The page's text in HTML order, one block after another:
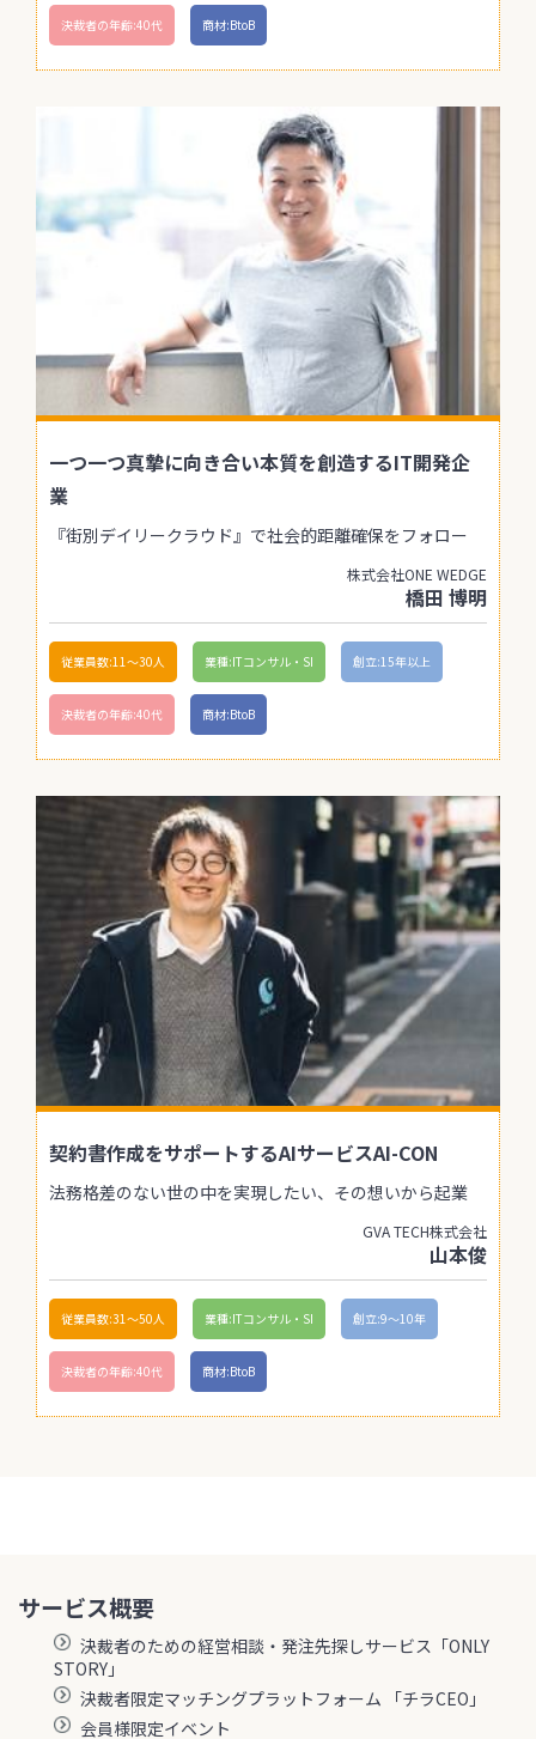
決裁者の年齢:40代 商材:BtoB
一つ一つ真摯に向き合い本質を創造するIT開発企
業
『街別デイリークラウド』で社会的距離確保をフォロー
株式会社ONE WEDGE
橋田 博明
従業員数:11〜30人 業種:ITコンサル・SI 創立:15年以上
決裁者の年齢:40代 商材:BtoB
契約書作成をサポートするAIサービスAI-CON
法務格差のない世の中を実現したい、その想いから起業
GVA TECH株式会社
山本俊
従業員数:31〜50人 業種:ITコンサル・SI 創立:9〜10年
決裁者の年齢:40代 商材:BtoB
サービス概要
決裁者のための経営相談・発注先探しサービス「ONLY
STORY」
決裁者限定マッチングプラットフォーム 「チラCEO」
会員様限定イベント